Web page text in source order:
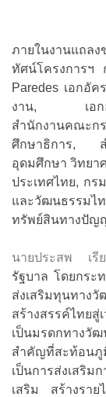
ภายในงานแถล
ทัศน์โครงการฯ
Paredes เอกอั
งาน, เอกอัคร
สำนักงานคณ
ศึกษาธิการ, ส
อุดมศึกษา วิทยา
ประเทศไทย, ก
และวัฒนธรรม
ทรัพย์สินทางปัญญ
นายประสพ เรี
รัฐบาล โดยกระ
ส่งเสริมทุนทาง
สร้างสรรค์ไทยสู่
เป็นมรดกทาง
สำคัญที่สะท้อน
เป็นการส่งเสริม
เสริม สร้างรา